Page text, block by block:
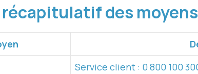
récapitulatif des
Service client : 0 800 100